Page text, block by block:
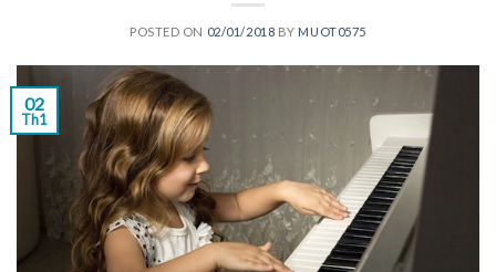
POSTED ON 02/01/2018 BY MUOT0575
02
Th1